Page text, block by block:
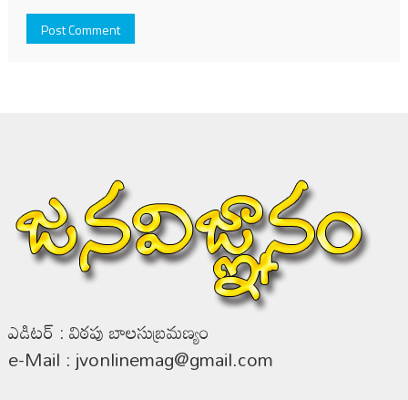
ఎడిటర్ : విఠపు బాలసుబ్రమణ్యం
e-Mail : jvonlinemag@gmail.com